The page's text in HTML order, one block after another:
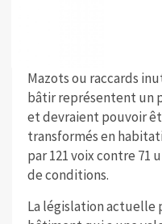
Mazots ou raccards
bâtir représentent un
et devraient pouvoir
transformés en
par 121 voix contre 71
de conditions.
La législation